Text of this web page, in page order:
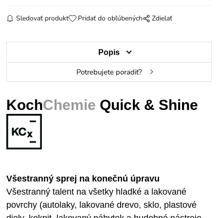
Sledovať produkt Pridať do obľúbených Zdielať
Popis
Potrebujete poradiť?
KochChemie Quick & Shine
Všestranný sprej na konečnú úpravu
Všestranný talent na všetky hladké a lakované
povrchy (autolaky, lakované drevo, sklo, plastové